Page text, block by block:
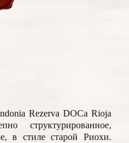
Rezerva DOCa Rioja
структурированное,
в стиле старой Риохи.